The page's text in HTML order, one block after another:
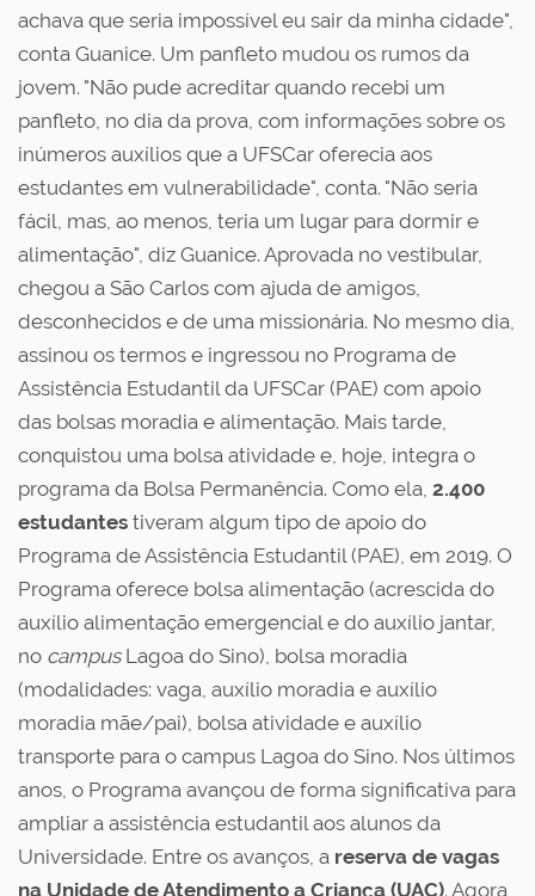
achava que seria impossível eu sair da minha cidade",
conta Guanice. Um panfleto mudou os rumos da
jovem. "Não pude acreditar quando recebi um
panfleto, no dia da prova, com informações sobre os
inúmeros auxílios que a UFSCar oferecia aos
estudantes em vulnerabilidade", conta. "Não seria
fácil, mas, ao menos, teria um lugar para dormir e
alimentação", diz Guanice. Aprovada no vestibular,
chegou a São Carlos com ajuda de amigos,
desconhecidos e de uma missionária. No mesmo dia,
assinou os termos e ingressou no Programa de
Assistência Estudantil da UFSCar (PAE) com apoio
das bolsas moradia e alimentação. Mais tarde,
conquistou uma bolsa atividade e, hoje, integra o
programa da Bolsa Permanência. Como ela, 2.400
estudantes tiveram algum tipo de apoio do
Programa de Assistência Estudantil (PAE), em 2019. O
Programa oferece bolsa alimentação (acrescida do
auxílio alimentação emergencial e do auxílio jantar,
no campusLagoa do Sino), bolsa moradia
(modalidades: vaga, auxílio moradia e auxílio
moradia mãe/pai), bolsa atividade e auxílio
transporte para o campus Lagoa do Sino. Nos últimos
anos, o Programa avançou de forma significativa para
ampliar a assistência estudantil aos alunos da
Universidade. Entre os avanços, a reserva de vagas
na Unidade de Atendimento a Criança (UAC). Agora,